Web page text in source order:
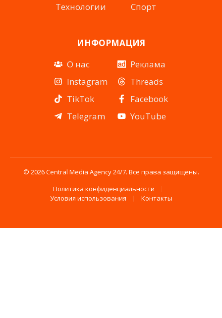
Технологии
Спорт
ИНФОРМАЦИЯ
О нас
Instagram
TikTok
Telegram
Реклама
Threads
Facebook
YouTube
© 2026 Central Media Agency 24/7. Все права защищены.
Политика конфиденциальности
Условия использования
Контакты